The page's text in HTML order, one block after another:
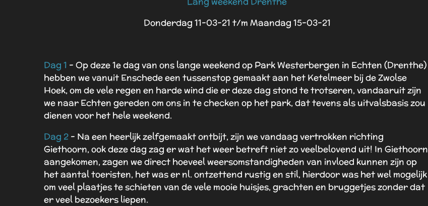
Donderdag 11-03-21 t/m Maandag 15-03-21
Dag 1 - Op deze 1e dag van ons lange weekend op Park Westerbergen in Echten (Drenthe)
hebben we vanuit Enschede een tussenstop gemaakt aan het Ketelmeer bij de Zwolse
Hoek, om de vele regen en harde wind die er deze dag stond te trotseren, vandaaruit zijn
we naar Echten gereden om ons in te checken op het park, dat tevens als uitvalsbasis zou
dienen voor het hele weekend.
Dag 2- Na een heerlijk zelfgemaakt ontbijt, zijn we vandaag vertrokken richting
Giethoorn, ook deze dag zag er wat het weer betreft niet zo veelbelovend uit! In Giethoorn
aangekomen, zagen we direct hoeveel weersomstandigheden van invloed kunnen zijn op
het aantal toeristen, het was er nl. ontzettend rustig en stil, hierdoor was het wel mogelijk
om veel plaatjes te schieten van de vele mooie huisjes, grachten en bruggetjes zonder dat
er veel bezoekers liepen.